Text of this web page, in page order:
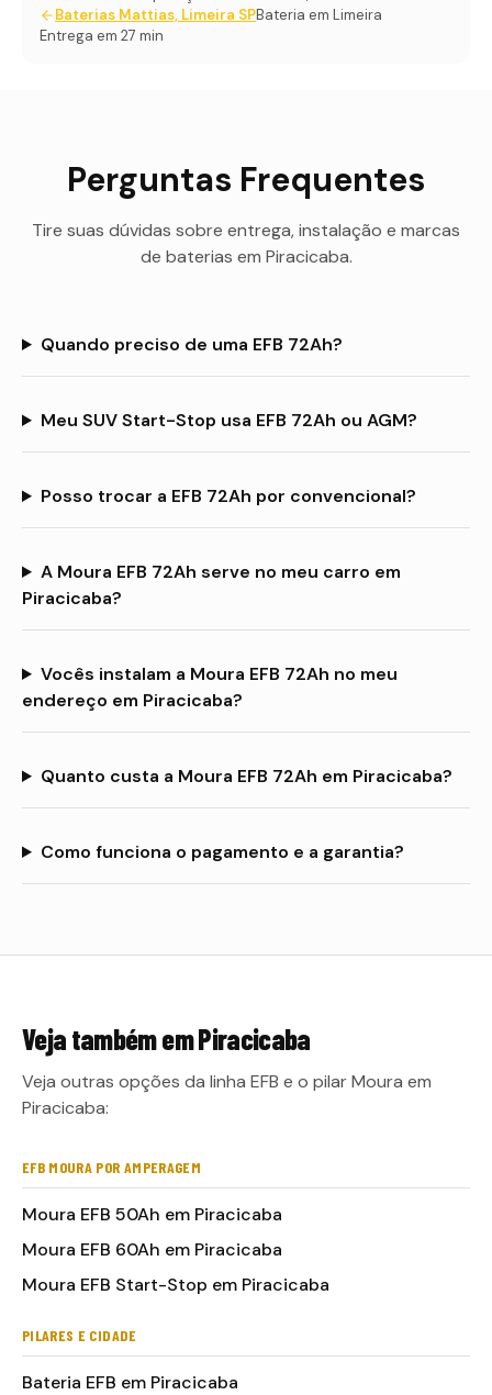
Baterias Mattias, Limeira SPBateria em Limeira
Entrega em 27 min
Perguntas Frequentes
Tire suas dúvidas sobre entrega, instalação e marcas
de baterias em Piracicaba.
Quando preciso de uma EFB 72Ah?
Meu SUV Start-Stop usa EFB 72Ah ou AGM?
Posso trocar a EFB 72Ah por convencional?
A Moura EFB 72Ah serve no meu carro em
Piracicaba?
Vocês instalam a Moura EFB 72Ah no meu
endereço em Piracicaba?
Quanto custa a Moura EFB 72Ah em Piracicaba?
Como funciona o pagamento e a garantia?
Veja também emPiracicaba
Veja outras opções da linha EFB e o pilar Moura em
Piracicaba:
EFB MOURA POR AMPERAGEM
Moura EFB 50Ah em Piracicaba
Moura EFB 60Ah em Piracicaba
Moura EFB Start-Stop em Piracicaba
PILARES E CIDADE
Bateria EFB em Piracicaba